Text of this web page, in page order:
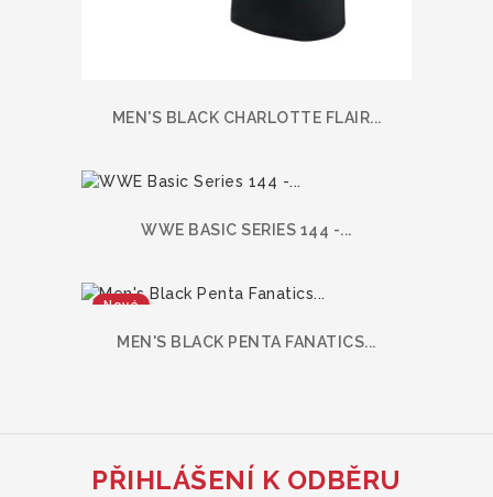
MEN'S BLACK CHARLOTTE FLAIR...
WWE BASIC SERIES 144 -...
Nové
MEN'S BLACK PENTA FANATICS...
PŘIHLÁŠENÍ K ODBĚRU